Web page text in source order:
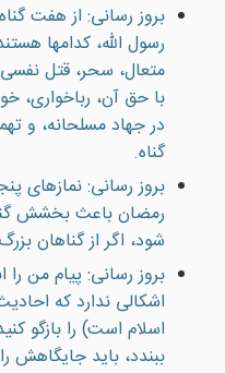
بروز رسانی: از هفت
رسول الله، كدامها
متعال، سحر، قتل نفسى
با حق آن، رباخوارى،
در جهاد مسلحانه، و
گناه.
بروز رسانی: نمازهاى
رمضان باعث بخشش
شود، اگر از گناهان
بروز رسانی: پیام من
اشكالى ندارد كه
اسلام است) را بازگو
ببندد، باید جایگاهش